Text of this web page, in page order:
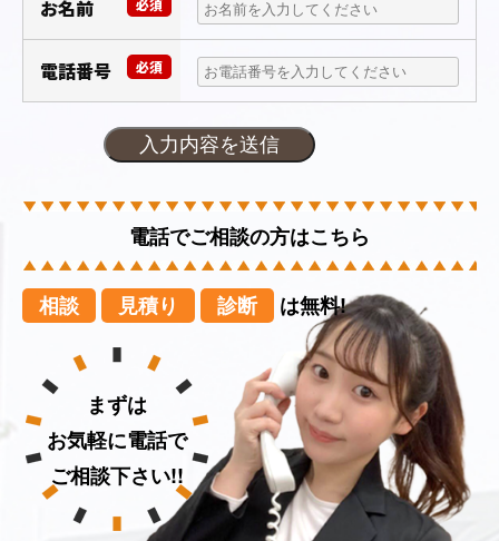
お名前 必須
電話番号 必須
電話でご相談の方はこちら
相談 見積り 診断 は無料!
まずは
お気軽に電話で
ご相談下さい!!